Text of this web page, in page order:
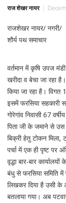
राज शेखर नायर
राजशेखर नायर/ नगरी/
शौर्य पथ समाचार
वर्तमान में कृषि उपज
खरीदा व बेचा जा रहा है।
किया जा रहा है।
इसमें फरसिया सहकारी
गोरेगांव निवासी 67
पिता जी के जमाने से उस
बिक्री हेतु टोकन
पर्चा में एक ही पृष्ट पर
वृद्धा बार-बार
बंधु से फरसिया समिति में
लिखकर दिया है उसी के
बतलाया गया। अब